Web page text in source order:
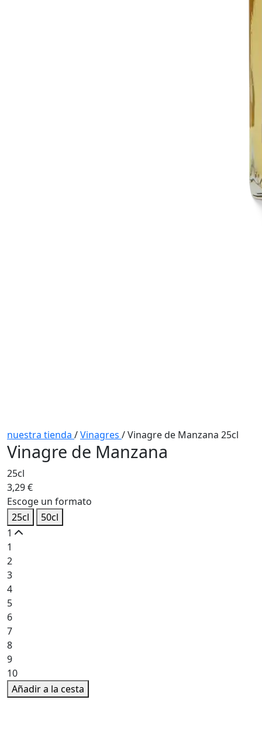
nuestra tienda /Vinagres /Vinagre de Manzana 25cl
Vinagre de Manzana
25cl
3,29€
Escoge un formato
25cl
50cl
1
1
2
3
4
5
6
7
8
9
10
Añadir a la cesta